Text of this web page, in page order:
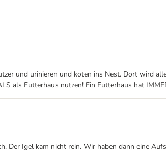
und urinieren und koten ins Nest. Dort wird
als Futterhaus nutzen! Ein Futterhaus hat
Der Igel kam nicht rein. Wir haben dann eine